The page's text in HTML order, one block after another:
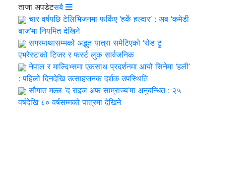
ताजा अपडेटसबै
चार वर्षपछि टेलिभिजनमा फर्किए ‘हर्के हल्दार’ : अब ‘कमेडी
बाज’मा नियमित देखिने
सगरमाथासम्मको अद्भुत यात्रा समेटिएको ‘रोड टु
एभरेस्ट’को टिजर र फर्स्ट लुक सार्वजनिक
नेपाल र माल्दिभ्समा एकसाथ प्रदर्शनमा आयो सिनेमा ‘हली’
: पहिलो दिनदेखि उत्साहजनक दर्शक उपस्थिति
सौगात मल्ल ‘द राइज अफ साम्राज्य’मा अनुबन्धित : २५
वर्षदेखि ८० वर्षसम्मको पात्रमा देखिने